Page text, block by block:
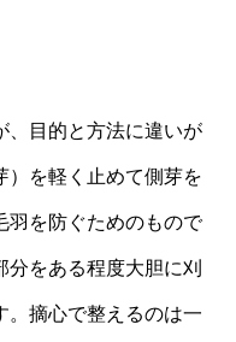
、目的と方法に違いが
）を軽く止めて側芽を
羽を防ぐためのもので
をある程度大胆に刈
。摘心で整えるのは一